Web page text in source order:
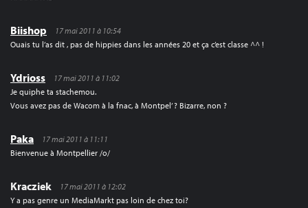
Biishop
17 mai 2011 à 10:54
Ouais tu l’as dit , pas de hippies dans les années 20 et ça c’est classe ^^ !
Ydrioss
17 mai 2011 à 11:02
Je quiphe ta stachemou.
Vous avez pas de Wacom à la fnac, à Montpel’ ? Bizarre, non ?
Paka
17 mai 2011 à 11:11
Bienvenue à Montpellier /o/
Kracziek
17 mai 2011 à 12:02
Y a pas genre un MediaMarkt pas loin de chez toi?